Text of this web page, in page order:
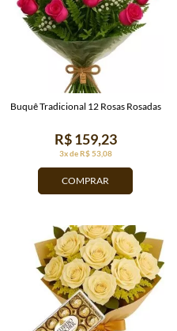
COMPRAR
3x de R$ 53,08
R$ 159,23
Buquê Tradicional 12 Rosas Rosadas